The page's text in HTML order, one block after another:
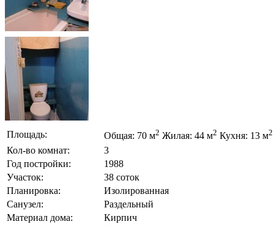
Площадь: Общая: 70 м2 Жилая: 44 м2 Кухня: 13 м2
Кол-во комнат:
3
Год постройки:
1988
Участок:
38 соток
Планировка:
Изолированная
Санузел:
Раздельный
Материал дома:
Кирпич